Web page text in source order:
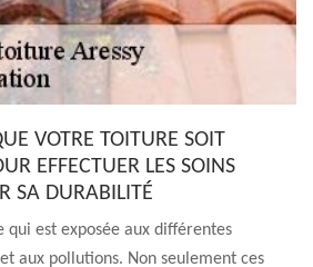
VOTRE TOITURE SOIT
EFFECTUER LES SOINS
SA DURABILITÉ
qui est exposée aux différentes
aux pollutions. Non seulement ces